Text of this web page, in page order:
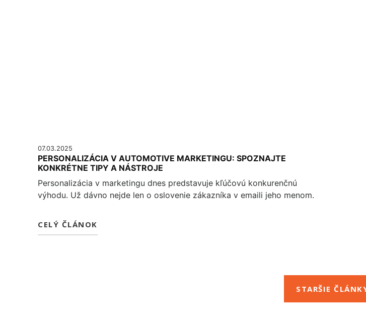
07.03.2025
PERSONALIZÁCIA V AUTOMOTIVE MARKETINGU: SPOZNAJTE
KONKRÉTNE TIPY A NÁSTROJE
Personalizácia v marketingu dnes predstavuje kľúčovú konkurenčnú
výhodu. Už dávno nejde len o oslovenie zákazníka v emaili jeho menom.
CELÝ ČLÁNOK
STARŠIE